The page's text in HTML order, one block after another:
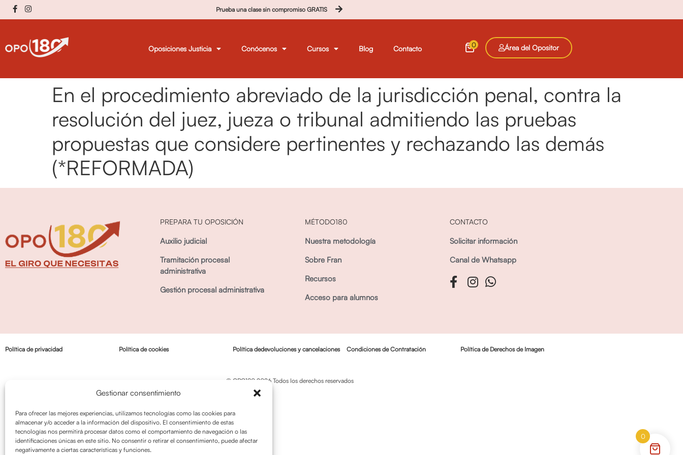
Gestionar consentimiento
Para ofrecer las mejores experiencias, utilizamos tecnologías como las cookies para
almacenar y/o acceder a la información del dispositivo. El consentimiento de estas
tecnologías nos permitirá procesar datos como el comportamiento de navegación o las
identificaciones únicas en este sitio. No consentir o retirar el consentimiento, puede afectar
negativamente a ciertas características y funciones.
Prueba una clase sin compromiso GRATIS
Oposiciones Justicia Conócenos Cursos Blog Contacto 0 Área del Opositor
En el procedimiento abreviado de la jurisdicción penal, contra la
resolución del juez, jueza o tribunal admitiendo las pruebas
propuestas que considere pertinentes y rechazando las demás
(*REFORMADA)
PREPARA TU OPOSICIÓN
Auxilio judicial
Tramitación procesal
administrativa
Gestión procesal administrativa
MÉTODO180
Nuestra metodología
Sobre Fran
Recursos
Acceso para alumnos
CONTACTO
Solicitar información
Canal de Whatsapp
Política de privacidad Política de cookies Política dedevoluciones y cancelaciones Condiciones de Contratación Política de Derechos de Imagen
© OPO180 2026 Todos los derechos reservados
0